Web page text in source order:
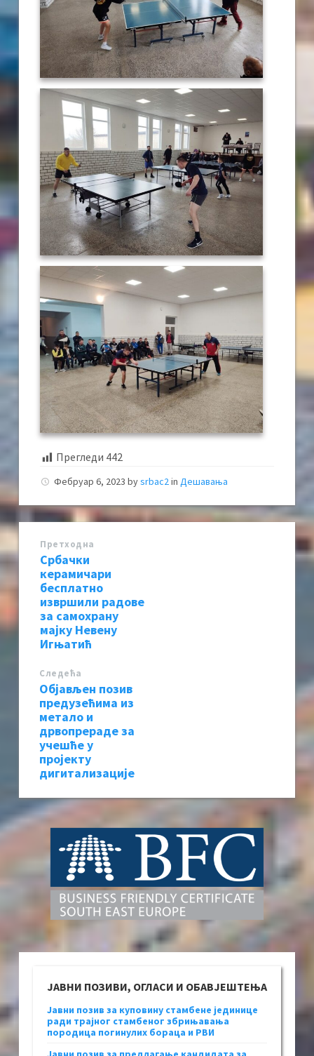
Прегледи 442
Фебруар 6, 2023 bysrbac2 in Дешавања
Претходна
Србачки
керамичари
бесплатно
извршили радове
за самохрану
мајку Невену
Игњатић
Следећa
Објављен позив
предузећима из
метало и
дрвопрераде за
учешће у
пројекту
дигитализације
ЈАВНИ ПОЗИВИ, ОГЛАСИ И ОБАВЈЕШТЕЊА
Јавни позив за куповину стамбене јединице
ради трајног стамбеног збрињавања
породица погинулих бораца и РВИ